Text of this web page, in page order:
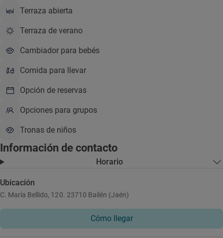
Terraza abierta
Terraza de verano
Cambiador para bebés
Comida para llevar
Opción de reservas
Opciones para grupos
Tronas de niños
Información de contacto
Horario
Ubicación
C. María Bellido, 120. 23710 Bailén (Jaén)
Cómo llegar